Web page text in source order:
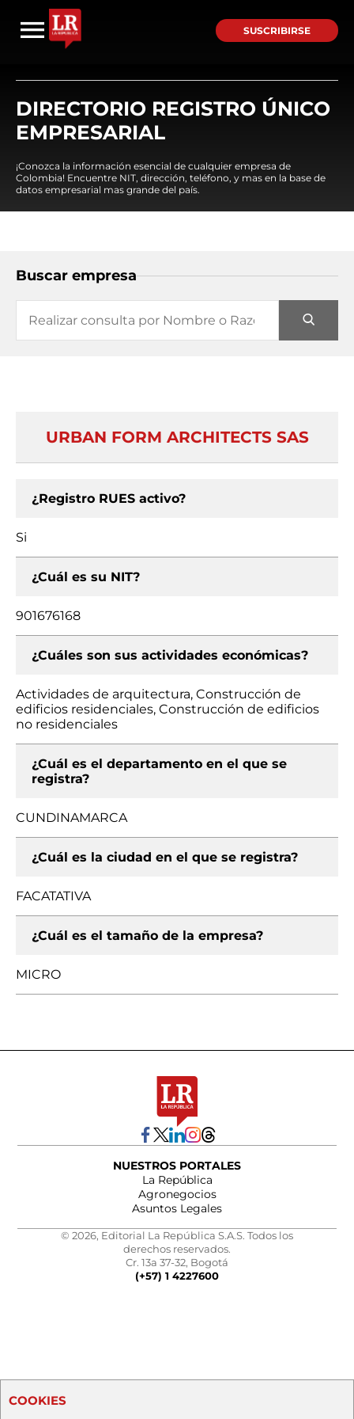
SUSCRIBIRSE
DIRECTORIO REGISTRO ÚNICO
EMPRESARIAL
¡Conozca la información esencial de cualquier empresa de
Colombia! Encuentre NIT, dirección, teléfono, y mas en la base de
datos empresarial mas grande del país.
Buscar empresa
URBAN FORM ARCHITECTS SAS
¿Registro RUES activo?
Si
¿Cuál es su NIT?
901676168
¿Cuáles son sus actividades económicas?
Actividades de arquitectura, Construcción de
edificios residenciales, Construcción de edificios
no residenciales
¿Cuál es el departamento en el que se
registra?
CUNDINAMARCA
¿Cuál es la ciudad en el que se registra?
FACATATIVA
¿Cuál es el tamaño de la empresa?
MICRO
NUESTROS PORTALES
La República
Agronegocios
Asuntos Legales
© 2026, Editorial La República S.A.S. Todos los
derechos reservados.
Cr. 13a 37-32, Bogotá
(+57) 1 4227600
COOKIES